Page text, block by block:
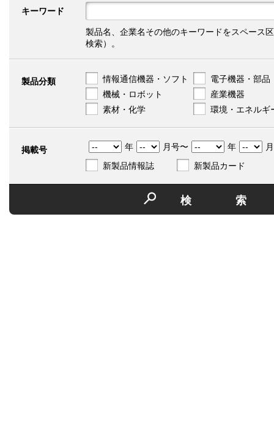
キーワード
製品名、企業名その他のキーワードをスペース
検索）。
製品分類 情報通信機器・ソフト
電子機器・部品
機械・ロボット
産業機器
素材・化学
環境・エネルギ
掲載号 年 月号〜 年
新製品情報誌
新製品カード
検